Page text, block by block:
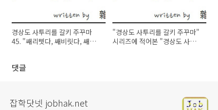
경상도 사투리를 갈키 주꾸마
45. "쌔리삣다, 쌔비릿다, 쌔삐
"경상도 사투리를 갈키 주꾸마"
시리즈에 적어본 "경상도 사투
댓글
잡학닷넷 jobhak.net